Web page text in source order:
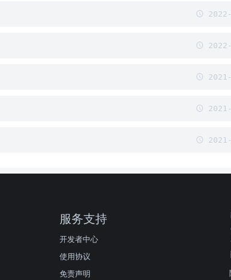
服务支持
开发者中心
使用协议
免责声明